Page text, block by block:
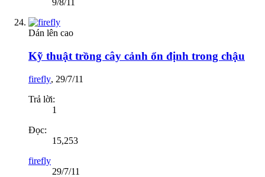
9/8/11
Dán lên cao
Kỹ thuật trồng cây cảnh ổn định trong chậu
firefly, 29/7/11
Trả lời:
1
Đọc:
15,253
firefly
29/7/11